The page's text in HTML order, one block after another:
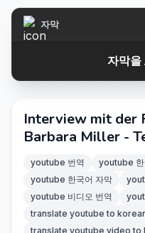
자막
자막을
Interview mit der
Barbara Miller -
youtube 번역 youtube 한
youtube 한국어 자막
youtube 비디오 번역
translate youtube to
translate youtube video to